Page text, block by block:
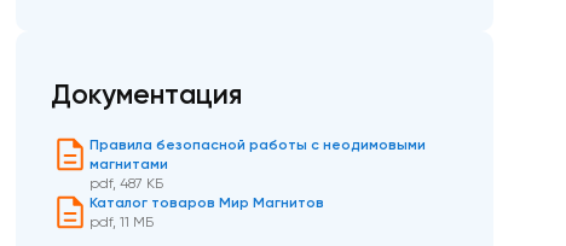
Документация
Правила безопасной работы с неодимовыми
магнитами
pdf,487 КБ
Каталог товаров Мир Магнитов
pdf,11 МБ